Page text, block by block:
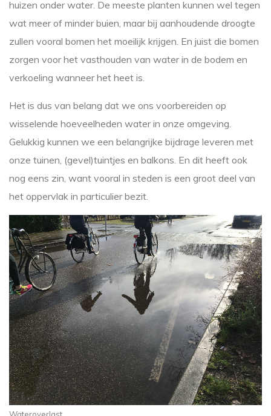
huizen onder water. De meeste planten kunnen wel tegen
wat meer of minder buien, maar bij aanhoudende droogte
zullen vooral bomen het moeilijk krijgen. En juist die bomen
zorgen voor het vasthouden van water in de bodem en
verkoeling wanneer het heet is.
Het is dus van belang dat we ons voorbereiden op
wisselende hoeveelheden water in onze omgeving.
Gelukkig kunnen we een belangrijke bijdrage leveren met
onze tuinen, (gevel)tuintjes en balkons. En dit heeft ook
nog eens zin, want vooral in steden is een groot deel van
het oppervlak in particulier bezit.
Wateroverlast